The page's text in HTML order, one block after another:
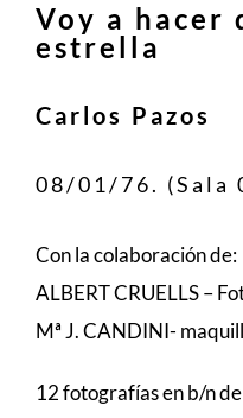
Voy a hacer
estrella
Carlos Pazos
08/01/76. (Sala
Con la colaboración de:
ALBERT CRUELLS –
Mª J. CANDINI-
12 fotografías en b/n